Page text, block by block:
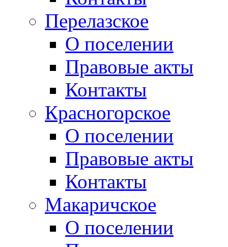
Перелазское
О поселении
Правовые акты
Контакты
Красногорское
О поселении
Правовые акты
Контакты
Макаричское
О поселении